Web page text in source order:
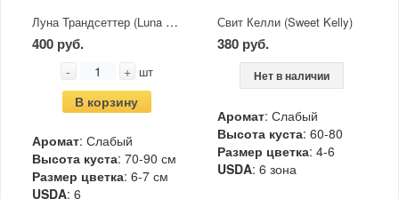
Луна Трандсеттер (Luna Trendsetter)
400 руб.
- + шт
В корзину
Аромат: Слабый
Высота куста: 70-90 см
Размер цветка: 6-7 см
USDA: 6
Свит Келли (Sweet Kelly)
380 руб.
Нет в наличии
Аромат: Слабый
Высота куста: 60-80
Размер цветка: 4-6
USDA: 6 зона